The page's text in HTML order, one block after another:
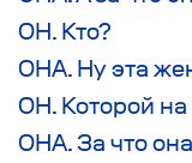
ОН. Кто?
ОНА. Ну эта
ОН. Которой
ОНА. За что